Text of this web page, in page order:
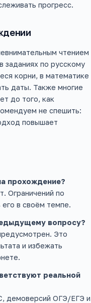
прогресс.
чтением
заданиях по русскому
корни, в математике
даты. Также многие
до того, как
не спешить:
повышает
прохождение?
Ограничений по
в своём темпе.
вопросу?
Это
и избежать
реальной
демоверсий ОГЭ/ЕГЭ и